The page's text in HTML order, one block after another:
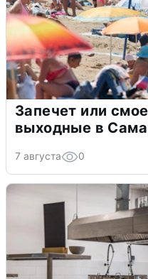
Запечет или
выходные в
7 августа 0